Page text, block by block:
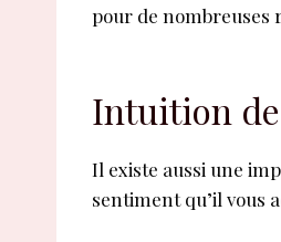
pour de nombreuses
Intuition
Il existe aussi une
sentiment qu’il vous